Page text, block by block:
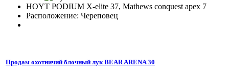
HOYT PODIUM X-elite 37, Mathews conquest apex 7
Расположение: Череповец
Продам охотничий блочный лук BEAR ARENA 30